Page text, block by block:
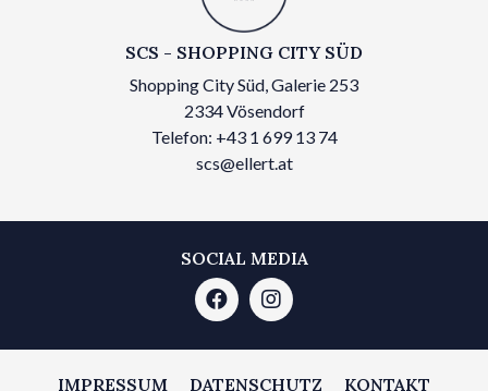
SCS - SHOPPING CITY SÜD
Shopping City Süd, Galerie 253
2334 Vösendorf
Telefon: +43 1 699 13 74
scs@ellert.at
SOCIAL MEDIA
IMPRESSUM DATENSCHUTZ KONTAKT